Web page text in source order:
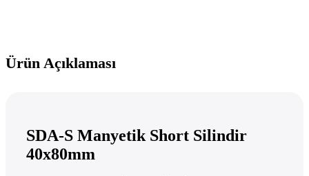
Ürün Açıklaması
SDA-S Manyetik Short Silindir
40x80mm